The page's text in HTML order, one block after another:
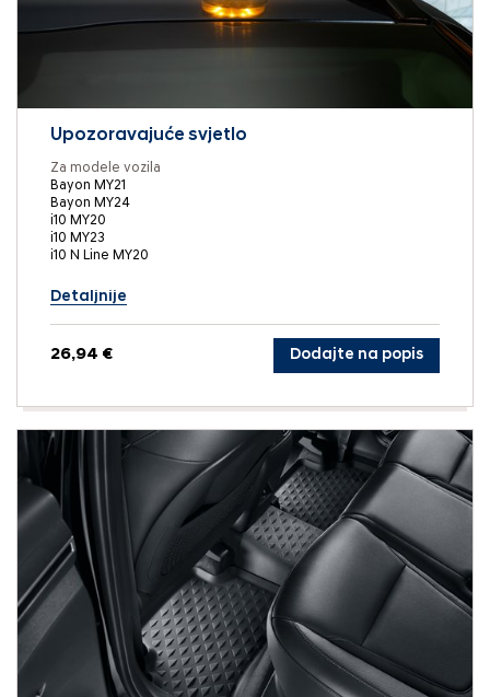
Upozoravajuće svjetlo
Za modele vozila
Bayon MY21
Bayon MY24
i10 MY20
i10 MY23
i10 N Line MY20
Detaljnije
26,94 € Dodajte na popis